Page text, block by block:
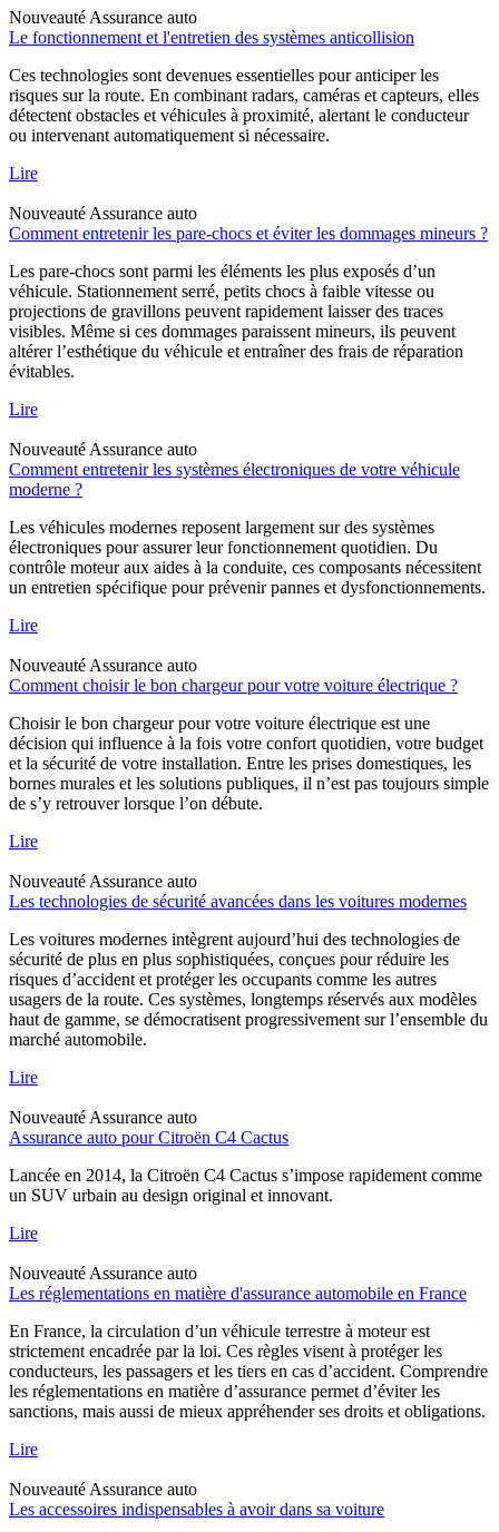
Nouveauté Assurance auto
Le fonctionnement et l'entretien des systèmes anticollision
Ces technologies sont devenues essentielles pour anticiper les
risques sur la route. En combinant radars, caméras et capteurs, elles
détectent obstacles et véhicules à proximité, alertant le conducteur
ou intervenant automatiquement si nécessaire.
Lire
Nouveauté Assurance auto
Comment entretenir les pare-chocs et éviter les dommages mineurs ?
Les pare-chocs sont parmi les éléments les plus exposés d’un
véhicule. Stationnement serré, petits chocs à faible vitesse ou
projections de gravillons peuvent rapidement laisser des traces
visibles. Même si ces dommages paraissent mineurs, ils peuvent
altérer l’esthétique du véhicule et entraîner des frais de réparation
évitables.
Lire
Nouveauté Assurance auto
Comment entretenir les systèmes électroniques de votre véhicule
moderne ?
Les véhicules modernes reposent largement sur des systèmes
électroniques pour assurer leur fonctionnement quotidien. Du
contrôle moteur aux aides à la conduite, ces composants nécessitent
un entretien spécifique pour prévenir pannes et dysfonctionnements.
Lire
Nouveauté Assurance auto
Comment choisir le bon chargeur pour votre voiture électrique ?
Choisir le bon chargeur pour votre voiture électrique est une
décision qui influence à la fois votre confort quotidien, votre budget
et la sécurité de votre installation. Entre les prises domestiques, les
bornes murales et les solutions publiques, il n’est pas toujours simple
de s’y retrouver lorsque l’on débute.
Lire
Nouveauté Assurance auto
Les technologies de sécurité avancées dans les voitures modernes
Les voitures modernes intègrent aujourd’hui des technologies de
sécurité de plus en plus sophistiquées, conçues pour réduire les
risques d’accident et protéger les occupants comme les autres
usagers de la route. Ces systèmes, longtemps réservés aux modèles
haut de gamme, se démocratisent progressivement sur l’ensemble du
marché automobile.
Lire
Nouveauté Assurance auto
Assurance auto pour Citroën C4 Cactus
Lancée en 2014, la Citroën C4 Cactus s’impose rapidement comme
un SUV urbain au design original et innovant.
Lire
Nouveauté Assurance auto
Les réglementations en matière d'assurance automobile en France
En France, la circulation d’un véhicule terrestre à moteur est
strictement encadrée par la loi. Ces règles visent à protéger les
conducteurs, les passagers et les tiers en cas d’accident. Comprendre
les réglementations en matière d’assurance permet d’éviter les
sanctions, mais aussi de mieux appréhender ses droits et obligations.
Lire
Nouveauté Assurance auto
Les accessoires indispensables à avoir dans sa voiture